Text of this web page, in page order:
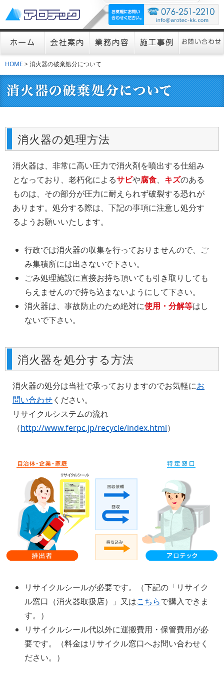
HOME > 消火器の破棄処分について
消火器の処理方法
消火器は、非常に高い圧力で消火剤を噴出する仕組み
となっており、老朽化によるサビや腐食、 キズのある
ものは、その部分が圧力に耐えられず破裂する恐れが
あります。処分する際は、下記の事項に注意し処分す
るようお願いいたします。
行政では消火器の収集を行っておりませんので、ご
み集積所には出さないで下さい。
ごみ処理施設に直接お持ち頂いても引き取りしても
らえませんので持ち込まないようにして下さい。
消火器は、事故防止のため絶対に使用・分解等はし
ないで下さい。
消火器を処分する方法
消火器の処分は当社で承っておりますのでお気軽にお
問い合わせください。
リサイクルシステムの流れ
（http://www.ferpc.jp/recycle/index.html）
リサイクルシールが必要です。（下記の「リサイク
ル窓口（消火器取扱店）」又はこちらで購入できま
す。）
リサイクルシール代以外に運搬費用・保管費用が必
要です。（料金はリサイクル窓口へお問い合わせく
ださい。）